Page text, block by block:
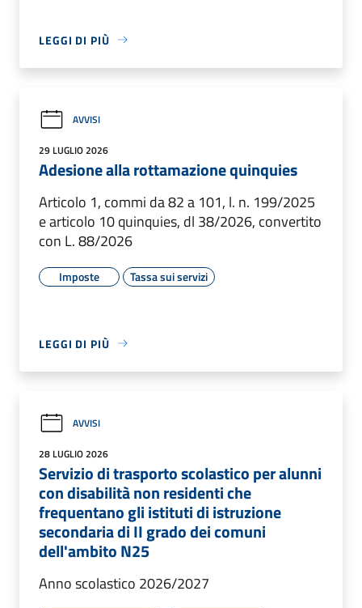
LEGGI DI PIÙ
AVVISI
29 LUGLIO 2026
Adesione alla rottamazione quinquies
Articolo 1, commi da 82 a 101, l. n. 199/2025
e articolo 10 quinquies, dl 38/2026, convertito
con L. 88/2026
Imposte Tassa sui servizi
LEGGI DI PIÙ
AVVISI
28 LUGLIO 2026
Servizio di trasporto scolastico per alunni
con disabilità non residenti che
frequentano gli istituti di istruzione
secondaria di II grado dei comuni
dell'ambito N25
Anno scolastico 2026/2027